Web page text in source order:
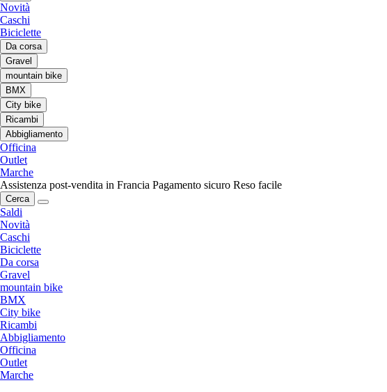
Novità
Caschi
Biciclette
Da corsa
Gravel
mountain bike
BMX
City bike
Ricambi
Abbigliamento
Officina
Outlet
Marche
Assistenza post-vendita in Francia Pagamento sicuro Reso facile
Cerca
Saldi
Novità
Caschi
Biciclette
Da corsa
Gravel
mountain bike
BMX
City bike
Ricambi
Abbigliamento
Officina
Outlet
Marche